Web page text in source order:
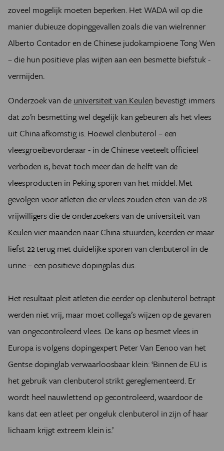
zoveel mogelijk moeten beperken. Het WADA wil op die
manier dubieuze dopinggevallen zoals die van wielrenner
Alberto Contador en de Chinese judokampioene Tong Wen
– die hun positieve plas wijten aan een besmette biefstuk -
vermijden.
Onderzoek van de universiteit van Keulen bevestigt immers
dat zo’n besmetting wel degelijk kan gebeuren als het vlees
uit China afkomstig is. Hoewel clenbuterol – een
vleesgroeibevorderaar - in de Chinese veeteelt officieel
verboden is, bevat toch meer dan de helft van de
vleesproducten in Peking sporen van het middel. Met
gevolgen voor atleten die er vlees zouden eten: van de 28
vrijwilligers die de onderzoekers van de universiteit van
Keulen vier maanden naar China stuurden, keerden er maar
liefst 22 terug met duidelijke sporen van clenbuterol in de
urine – een positieve dopingplas dus.
Het resultaat pleit atleten die eerder op clenbuterol betrapt
werden niet vrij, maar moet collega’s wijzen op de gevaren
van ongecontroleerd vlees. De kans op besmet vlees in
Europa is volgens dopingexpert Peter Van Eenoo van het
Gentse dopinglab verwaarloosbaar klein: ‘Binnen de EU is
het gebruik van clenbuterol strikt gereglementeerd. Er
wordt heel nauwlettend op gecontroleerd, waardoor de
kans dat een atleet per ongeluk clenbuterol in zijn of haar
lichaam krijgt extreem klein is.’